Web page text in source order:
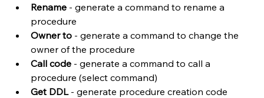
Rename - generate a command to rename a
procedure
Owner to - generate a command to change the
owner of the procedure
Call code - generate a command to call a
procedure (select command)
Get DDL - generate procedure creation code